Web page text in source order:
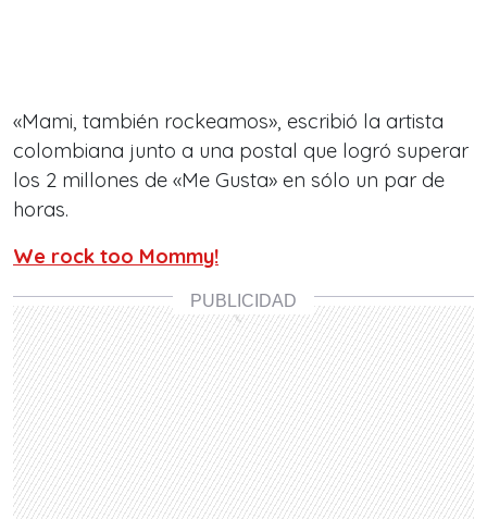
«Mami, también rockeamos», escribió la artista
colombiana junto a una postal que logró superar
los 2 millones de «Me Gusta» en sólo un par de
horas.
We rock too Mommy!